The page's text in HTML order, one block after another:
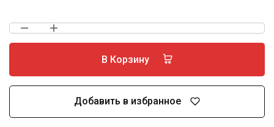
В Корзину
Добавить в избранное